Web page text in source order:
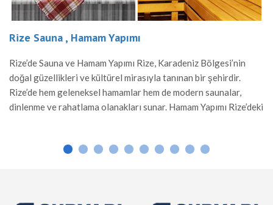
Yapımı Rize, Karadeniz Bölgesi’nin
mirasıyla tanınan bir şehirdir.
hem de modern saunalar,
sunar. Hamam Yapımı Rize’deki
sosyal etkileşim için […]
Osmaniye’de Sauna ve
Bölgesi’nin tarihi ve
Osmaniye’de geleneksel
yapıları, hem yerel halk
gibi dayanıklı